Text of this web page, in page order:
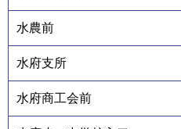
水農前
水府支所
水府商工会前